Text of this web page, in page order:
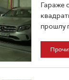
Гараже
прошлу